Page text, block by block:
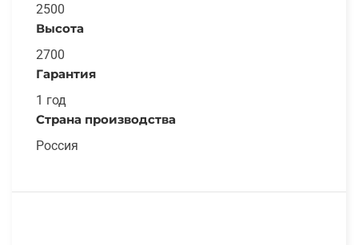
2500
Высота
2700
Гарантия
1 год
Страна производства
Россия